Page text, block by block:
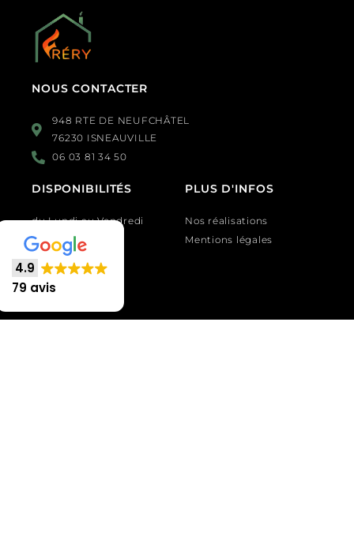
4.9
79 avis
NOUS CONTACTER
948 RTE DE NEUFCHÂTEL
76230 ISNEAUVILLE
06 03 81 34 50
DISPONIBILITÉS
du Lundi au Vendredi
de 9h à 18h
PLUS D'INFOS
Nos réalisations
Mentions légales